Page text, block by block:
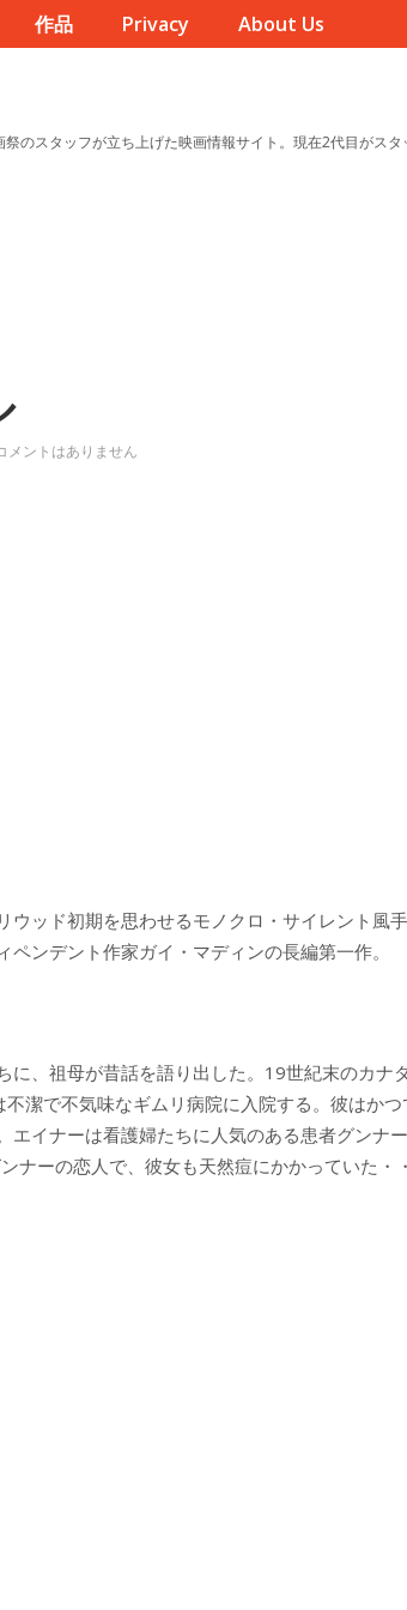
作品 Privacy About Us
のスタッフが立ち上げた映画情報サイト。現在2代目がスタ
メントはありません
ッド初期を思わせるモノクロ・サイレント風
ンデント作家ガイ・マディンの長編第一作。
、祖母が昔話を語り出した。19世紀末のカナ
潔で不気味なギムリ病院に入院する。彼はかつ
イナーは看護婦たちに人気のある患者グンナ
ナーの恋人で、彼女も天然痘にかかっていた・